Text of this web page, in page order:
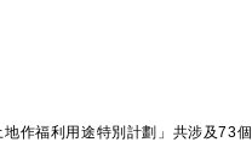
地作福利用途特別計劃」共涉及73